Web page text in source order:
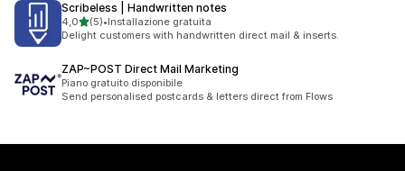
Scribeless | Handwritten notes
4,0stelle su 5
(5)
5 recensioni totali
•Installazione gratuita
Delight customers with handwritten direct mail & inserts.
ZAP~POST Direct Mail Marketing
Piano gratuito disponibile
Send personalised postcards & letters direct from Flows